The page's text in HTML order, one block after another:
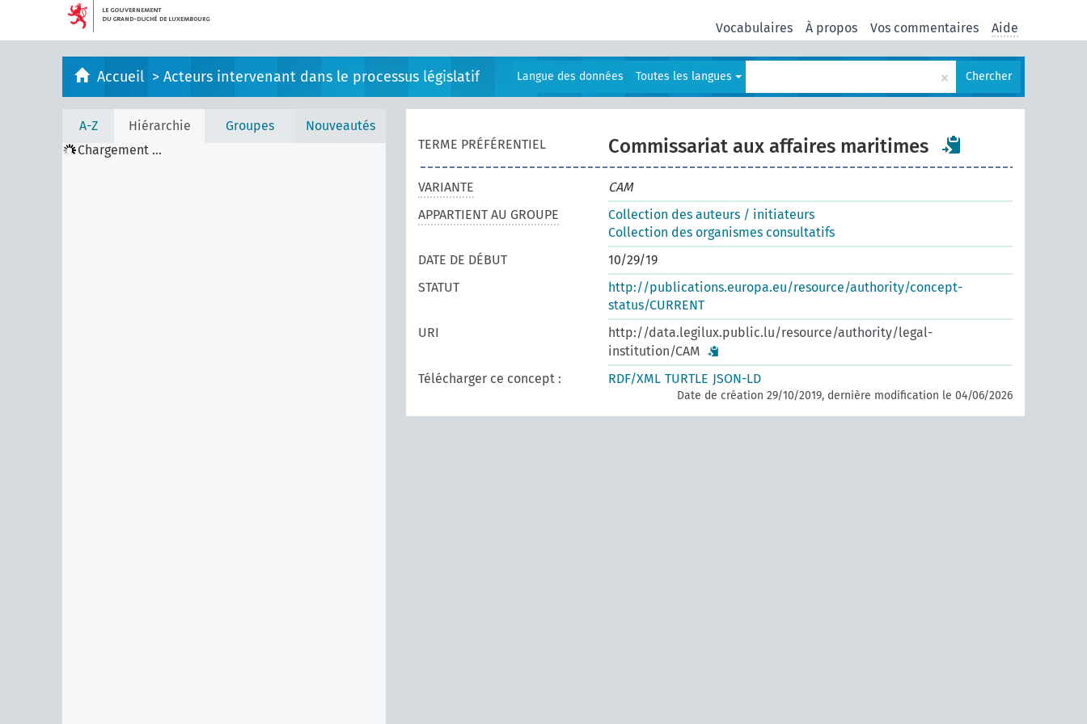
Vocabulaires À propos Vos commentaires Aide
Accueil > Acteurs intervenant dans le processus législatif Langue des données Toutes les langues × Chercher
A-Z Hiérarchie Groupes
Nouveautés
Chargement ...
TERME PRÉFÉRENTIEL Commissariat aux affaires maritimes
VARIANTE
CAM
APPARTIENT AU GROUPE
Collection des auteurs / initiateurs
Collection des organismes consultatifs
DATE DE DÉBUT
10/29/19
STATUT
http://publications.europa.eu/resource/authority/concept-
status/CURRENT
URI
http://data.legilux.public.lu/resource/authority/legal-
institution/CAM
Télécharger ce concept :
RDF/XML TURTLE JSON-LD
Date de création 29/10/2019, dernière modification le 04/06/2026